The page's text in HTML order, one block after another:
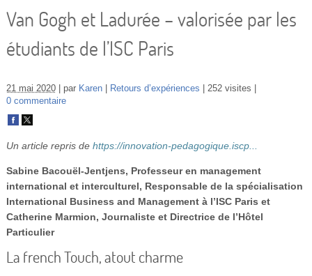
IA
IMT
Vidéos
S’inscrire
Se connecter
Van Gogh et Ladurée – valorisée par les
étudiants de l’ISC Paris
21 mai 2020 par Karen Retours d’expériences
252 visites
0 commentaire
Un article repris de https://innovation-pedagogique.iscp...
Sabine Bacouël-Jentjens, Professeur en management
international et interculturel, Responsable de la spécialisation
International Business and Management à l’ISC Paris et
Catherine Marmion, Journaliste et Directrice de l’Hôtel
Particulier
La french Touch, atout charme